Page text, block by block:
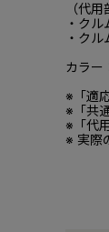
（代用
・ク
・ク
カラー
※「適
※「共
※「代
※ 実際